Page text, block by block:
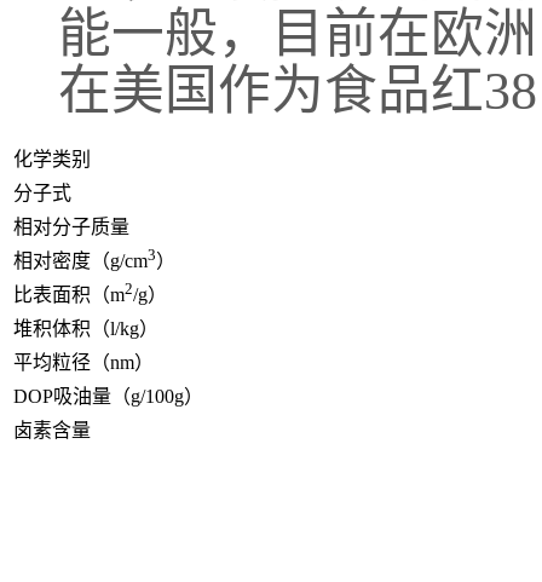
能一般，目前在欧
在美国作为食品红
化学类别
分子式
相对分子质量
相对密度（g/cm3）
比表面积（m2/g）
堆积体积（l/kg）
平均粒径（nm）
DOP吸油量（g/100g）
卤素含量